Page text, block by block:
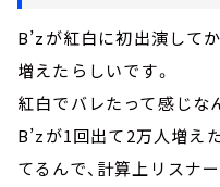
B’zが紅白に初出演して
増えたらしいです。
紅白でバレたって感じな
B’zが1回出て2万人増え
てるんで、計算上リスナ